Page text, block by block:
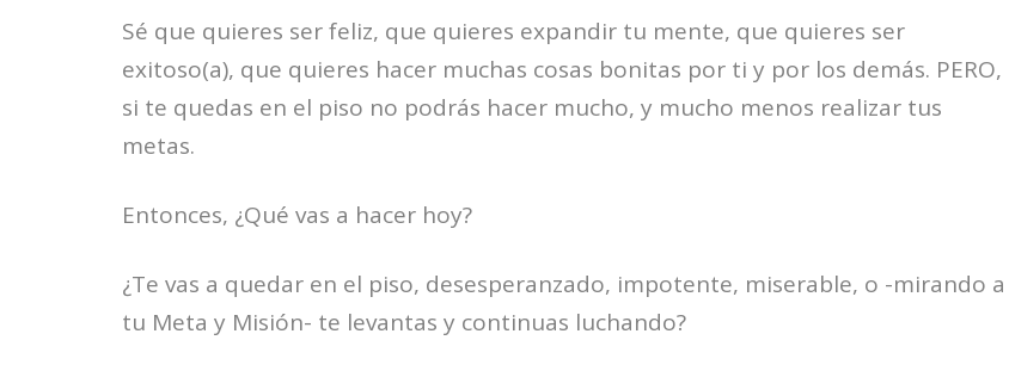
Sé que quieres ser feliz, que quieres expandir tu mente, que quieres ser
exitoso(a), que quieres hacer muchas cosas bonitas por ti y por los demás. PERO,
si te quedas en el piso no podrás hacer mucho, y mucho menos realizar tus
metas.
Entonces, ¿Qué vas a hacer hoy?
¿Te vas a quedar en el piso, desesperanzado, impotente, miserable, o -mirando a
tu Meta y Misión- te levantas y continuas luchando?